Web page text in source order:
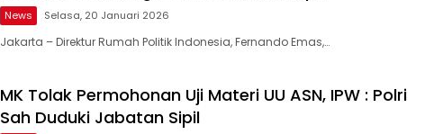
News Selasa, 20 Januari 2026
Jakarta – Direktur Rumah Politik Indonesia, Fernando Emas,…
MK Tolak Permohonan Uji Materi UU ASN, IPW : Polri
Sah Duduki Jabatan Sipil